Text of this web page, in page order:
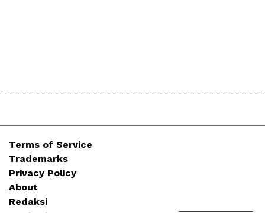
Terms of Service
Trademarks
Privacy Policy
About
Redaksi